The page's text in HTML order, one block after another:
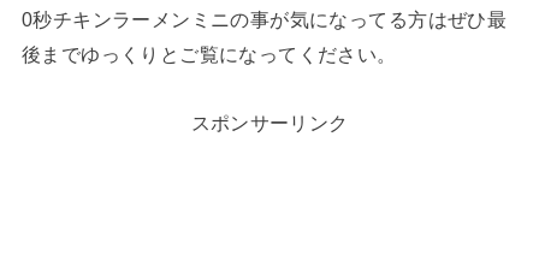
0秒チキンラーメンミニの事が気になってる方はぜひ最
後までゆっくりとご覧になってください。
スポンサーリンク